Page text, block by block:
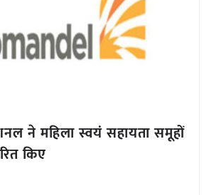
ने महिला स्वयं सहायता समूहों
किए